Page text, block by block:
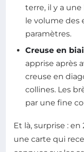
terre, il y a
le volume des
paramètres.
Creuse en
apprise après
creuse en
collines. Les
par une fine
Et là, surprise :
une carte qui